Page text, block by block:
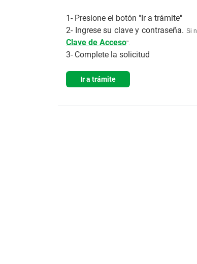
1- Presione el botón "Ir a trámite"
2- Ingrese su clave y contraseña. Si
Clave de Acceso".
3- Complete la solicitud
Ir a trámite